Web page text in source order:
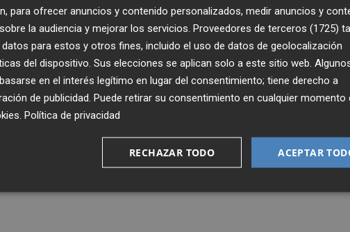
5
Recibe toda la actualidad de
Plaza Podcast en tu correo
para ofrecer anuncios y contenido personalizados, medir anuncios y
la audiencia y mejorar los servicios. Proveedores de terceros (1725)
para estos y otros fines, incluido el uso de datos de geolocalización
del dispositivo. Sus elecciones se aplican solo a este sitio web.
en el interés legítimo en lugar del consentimiento; tiene derecho a
de publicidad . Puede retirar su consentimiento en cualquier momento
Política de privacidad
ACEPTAR
RECHAZAR TODO